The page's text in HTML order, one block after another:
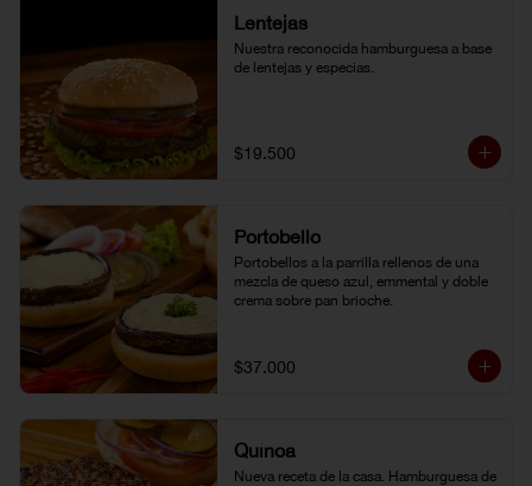
Lentejas
Nuestra reconocida hamburguesa a base
de lentejas y especias.
$19.500
Portobello
Portobellos a la parrilla rellenos de una
mezcla de queso azul, emmental y doble
crema sobre pan brioche.
$37.000
Quínoa
Nueva receta de la casa. Hamburguesa de